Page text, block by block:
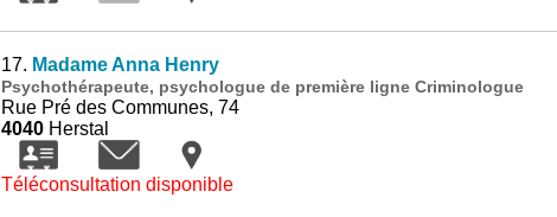
17. Madame Anna Henry
Psychothérapeute, psychologue de première ligne Criminologue
Rue Pré des Communes, 74
4040Herstal
Téléconsultation disponible